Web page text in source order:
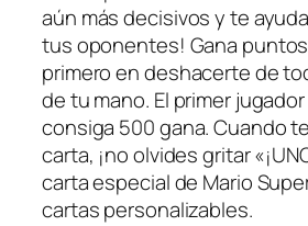
aún más decisivos y te
tus oponentes! Gana
primero en deshacerte de
de tu mano. El primer
consiga 500 gana. Cuando
carta, ¡no olvides gritar
carta especial de Mario
cartas personalizables.